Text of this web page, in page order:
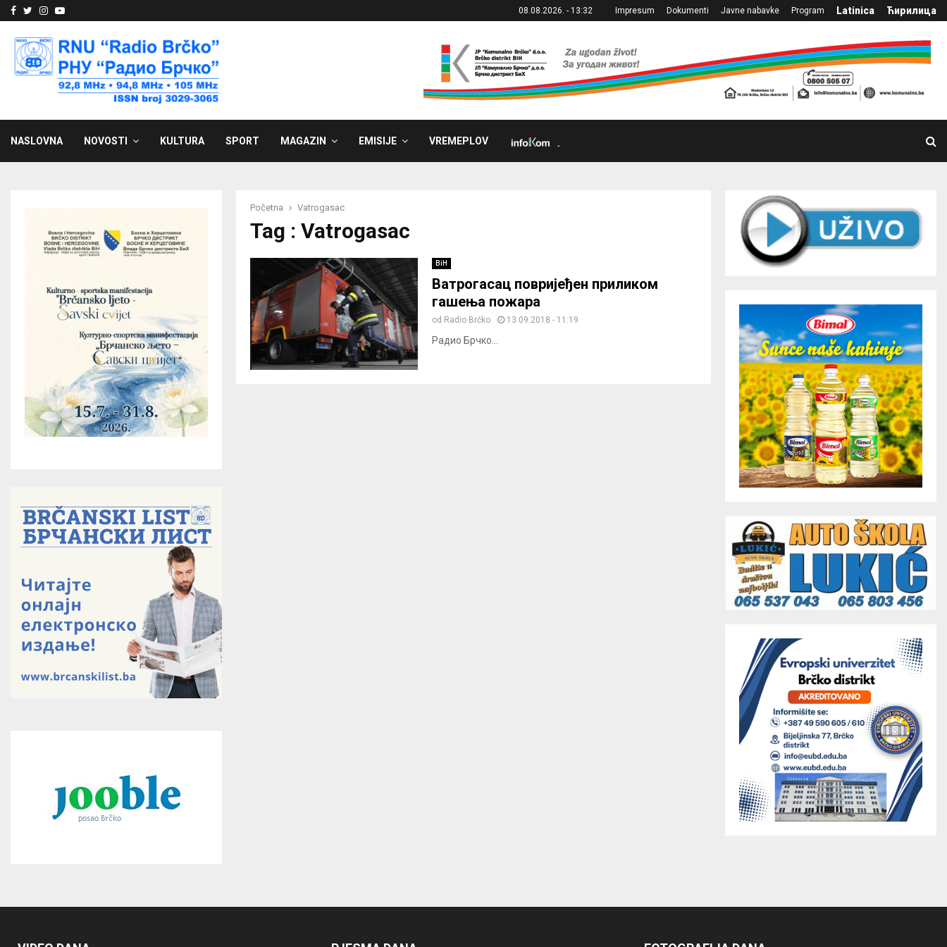
Facebook
Twitter
Instagram
Youtube 08.08.2026. - 13:32 Impresum Dokumenti Javne nabavke Program Latinica Ћирилица
NASLOVNA NOVOSTI KULTURA SPORT MAGAZIN EMISIJE VREMEPLOV
Početna Vatrogasac
Tag : Vatrogasac
BiH
Ватрогасац повријеђен приликом
гашења пожара
od Radio Brčko 13.09.2018 - 11:19
Радио Брчко...